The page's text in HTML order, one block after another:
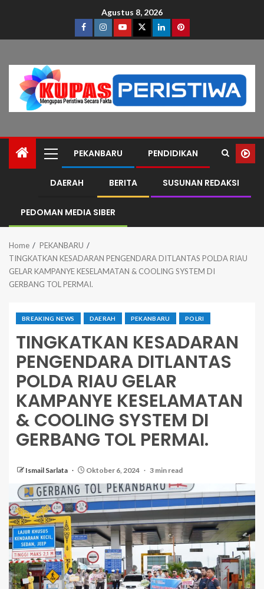
Agustus 8, 2026
PEKANBARU PENDIDIKAN
DAERAH BERITA SUSUNAN REDAKSI
PEDOMAN MEDIA SIBER
Home
PEKANBARU
TINGKATKAN KESADARAN PENGENDARA DITLANTAS POLDA RIAU
GELAR KAMPANYE KESELAMATAN & COOLING SYSTEM DI
GERBANG TOL PERMAI.
BREAKING NEWS DAERAH PEKANBARU POLRI
TINGKATKAN KESADARAN
PENGENDARA DITLANTAS
POLDA RIAU GELAR
KAMPANYE KESELAMATAN
& COOLING SYSTEM DI
GERBANG TOL PERMAI.
Ismail Sarlata Oktober 6, 2024 3 min read